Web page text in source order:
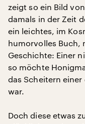
zeigt so ein Bild
damals in der Zeit
ein leichtes, im
humorvolles Buch,
Geschichte: Einer
so möchte
das Scheitern
war.
Doch diese etwas